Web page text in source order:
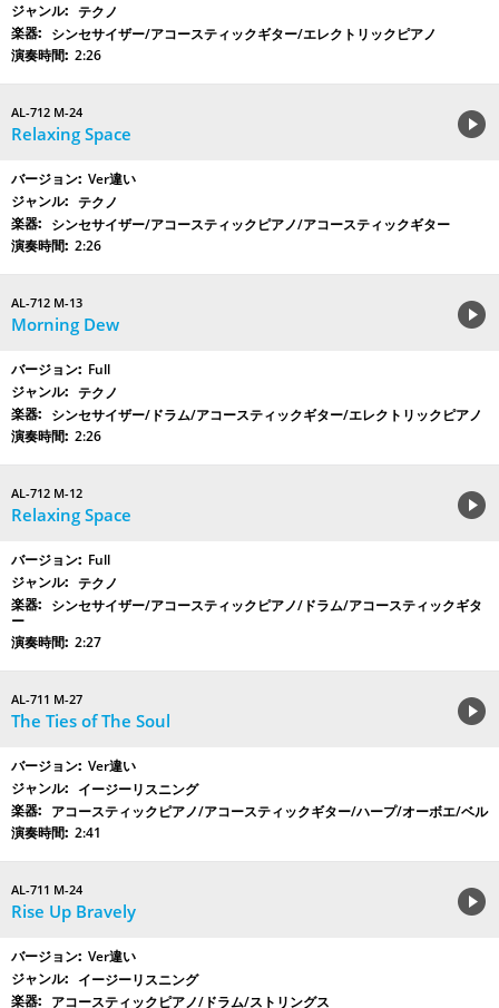
テクノ
シンセサイザー/アコースティックギター/エレクトリックピアノ
2:26
AL-712 M-24
Relaxing Space
Ver違い
テクノ
シンセサイザー/アコースティックピアノ/アコースティックギター
2:26
AL-712 M-13
Morning Dew
Full
テクノ
シンセサイザー/ドラム/アコースティックギター/エレクトリックピアノ
2:26
AL-712 M-12
Relaxing Space
Full
テクノ
シンセサイザー/アコースティックピアノ/ドラム/アコースティックギタ
ー
2:27
AL-711 M-27
The Ties of The Soul
Ver違い
イージーリスニング
アコースティックピアノ/アコースティックギター/ハープ/オーボエ/ベル
2:41
AL-711 M-24
Rise Up Bravely
Ver違い
イージーリスニング
アコースティックピアノ/ドラム/ストリングス